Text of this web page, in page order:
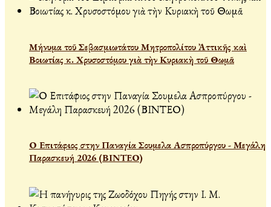
Μήνυμα τοῦ Σεβασμιωτάτου Μητροπολίτου Ἀττικῆς καὶ
Βοιωτίας κ. Χρυσοστόμου γιὰ τὴν Κυριακὴ τοῦ Θωμᾶ
Ο Επιτάφιος στην Παναγία Σουμελα Ασπροπύργου - Μεγάλη
Παρασκευή 2026 (ΒΙΝΤΕΟ)